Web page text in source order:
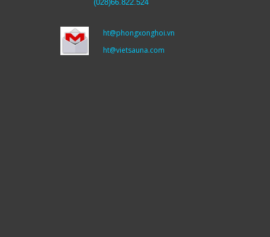
(028)66.822.524
ht@phongxonghoi.vn
ht@vietsauna.com